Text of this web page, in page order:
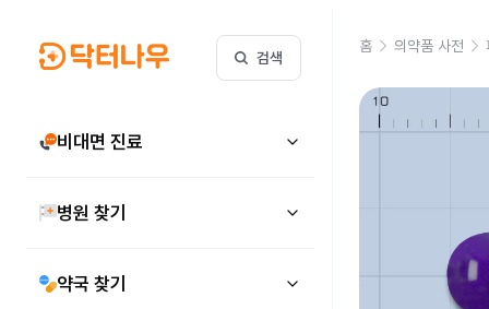
검색
비대면 진료
병원 찾기
약국 찾기
홈 의약품 사전